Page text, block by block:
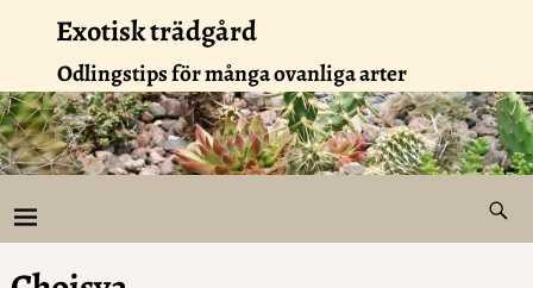
Exotisk trädgård
Odlingstips för många ovanliga arter